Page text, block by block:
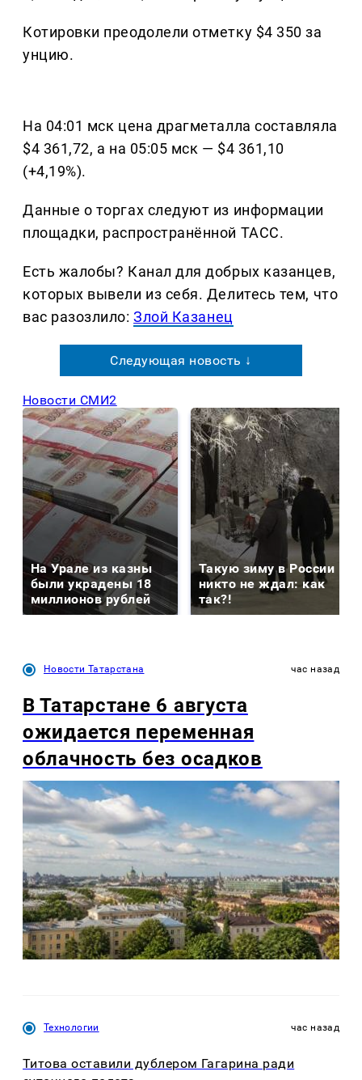
Котировки преодолели отметку $4 350 за
унцию.
На 04:01 мск цена драгметалла составляла
$4 361,72, а на 05:05 мск — $4 361,10
(+4,19%).
Данные о торгах следуют из информации
площадки, распространённой ТАСС.
Есть жалобы? Канал для добрых казанцев,
которых вывели из себя. Делитеcь тем, что
вас разозлило:Злой Казанец
Следующая новость ↓
Новости СМИ2
На Урале из казны
были украдены 18
миллионов рублей
Такую зиму в России
никто не ждал: как
так?!
Новости Татарстана час назад
В Татарстане 6 августа
ожидается переменная
облачность без осадков
Технологии час назад
Титова оставили дублером Гагарина ради